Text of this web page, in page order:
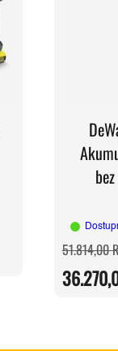
51.814,00